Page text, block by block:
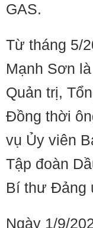
GAS.
Từ tháng 5/
Mạnh Sơn
Quản trị,
Đồng thời
vụ Ủy viên
Tập đoàn
Bí thư Đảng
Ngày 1/9/